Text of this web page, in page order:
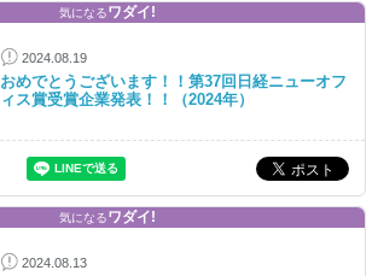
気になるワダイ!
2024.08.19
おめでとうございます！！第37回日経ニューオフ
ィス賞受賞企業発表！！（2024年）
気になるワダイ!
2024.08.13